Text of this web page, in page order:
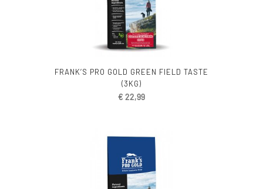
FRANK’S PRO GOLD GREEN FIELD TASTE
(3KG)
€ 22,99